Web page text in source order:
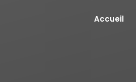
Accueil